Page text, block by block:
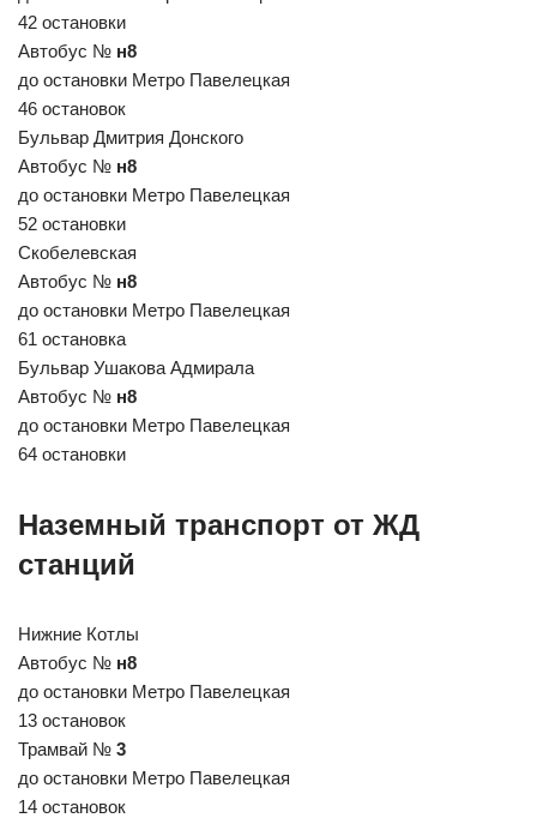
42 остановки
Автобус № н8
до остановки Метро Павелецкая
46 остановок
Бульвар Дмитрия Донского
Автобус № н8
до остановки Метро Павелецкая
52 остановки
Скобелевская
Автобус № н8
до остановки Метро Павелецкая
61 остановка
Бульвар Ушакова Адмирала
Автобус № н8
до остановки Метро Павелецкая
64 остановки
Наземный транспорт от ЖД
станций
Нижние Котлы
Автобус № н8
до остановки Метро Павелецкая
13 остановок
Трамвай № 3
до остановки Метро Павелецкая
14 остановок